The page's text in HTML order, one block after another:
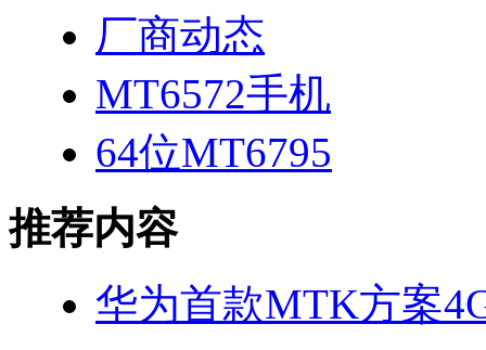
厂商动态
MT6572手机
64位MT6795
推荐内容
华为首款MTK方案